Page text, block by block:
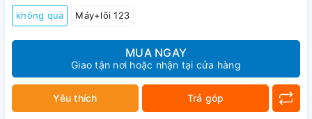
không quà Máy+lõi 123
MUA NGAY
Giao tận nơi hoặc nhận tại cửa hàng
Yêu thích Trả góp